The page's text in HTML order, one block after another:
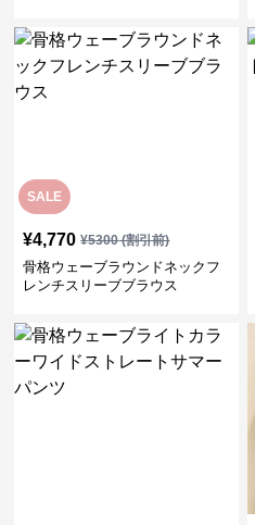
SALE
¥4,770 ¥5300(割引前)
骨格ウェーブラウンドネックフ
レンチスリーブブラウス